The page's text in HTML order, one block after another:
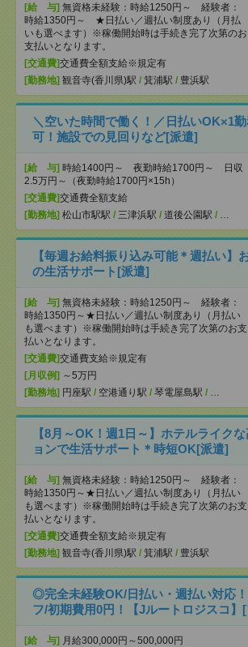
[給 与] 無資格未経験：時給1250円～ 経験者：
時給1350円～ ★日払い／週払い制度あり（月払
いも選べます）※稼働開始時は手続き完了次第のお
支払いとなります。
[交通費]交通費全額支給※規定有
[勤務地] 観音寺(香川県)駅 / 箕浦駅 / 豊浜駅
＼空いた時間で働く！／日払いOK×1
可！施設での見回りなど[派遣]
[給 与] 時給1400円～ 夜勤時給1700円～ 日収
2.5万円～（夜勤時給1700円×15h）
[交通費]交通費全額支給
[勤務地] 松山市駅駅 / 三津浜駅 / 道後公園駅 / …
【毎週お給料振り込み可能＊週払い】
の生活サポート[派遣]
[給 与] 無資格未経験：時給1250円～ 経験者：
時給1350円～★日払い／週払い制度あり（月払い
も選べます）※稼働開始時は手続き完了次第のお支
払いとなります。
[交通費]交通費支給※規定有
[月収例] ～5万円
[勤務地] 円座駅 / 空港通り駅 / 琴電屋島駅 / …
【8月～OK！週1日～】ホテルライク
ョンで生活サポート＊時短OK[派遣]
[給 与] 無資格未経験：時給1250円～ 経験者：
時給1350円～★日払い／週払い制度あり（月払い
も選べます）※稼働開始時は手続き完了次第のお支
払いとなります。
[交通費]交通費全額支給※規定有
[勤務地] 観音寺(香川県)駅 / 箕浦駅 / 豊浜駅
◎完全未経験OK/日払い・週払い対応
フ/初期費用0円！【Jルートロジスコ】
[給 与] 月給300,000円～500,000円